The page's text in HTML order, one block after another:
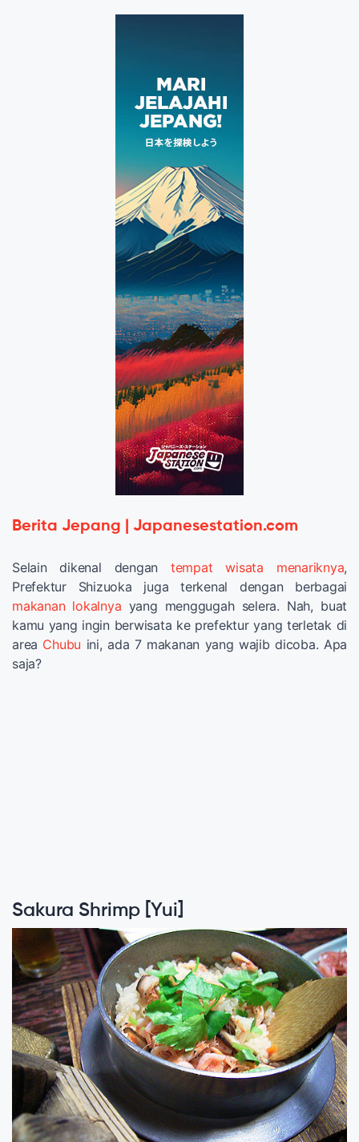
Berita Jepang | Japanesestation.com
Selain dikenal dengan tempat wisata menariknya,
Prefektur Shizuoka juga terkenal dengan berbagai
makanan lokalnya yang menggugah selera. Nah, buat
kamu yang ingin berwisata ke prefektur yang terletak di
area Chubu ini, ada 7 makanan yang wajib dicoba. Apa
saja?
Sakura Shrimp [Yui]